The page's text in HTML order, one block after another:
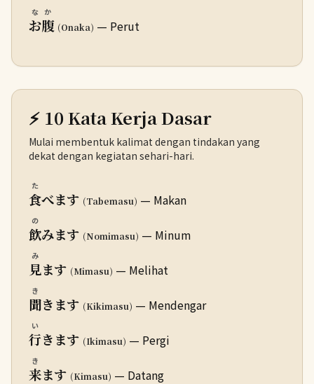
お腹
なか
(Onaka) — Perut
⚡ 10 Kata Kerja Dasar
Mulai membentuk kalimat dengan tindakan yang
dekat dengan kegiatan sehari-hari.
食
た
べます (Tabemasu) — Makan
飲
の
みます (Nomimasu) — Minum
見
み
ます (Mimasu) — Melihat
聞
き
きます (Kikimasu) — Mendengar
行
い
きます (Ikimasu) — Pergi
来
き
ます (Kimasu) — Datang